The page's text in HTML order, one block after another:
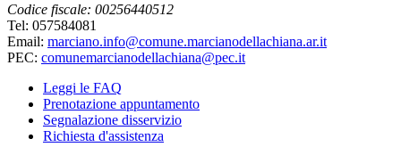
Codice fiscale: 00256440512
Tel: 057584081
Email: marciano.info@comune.marcianodellachiana.ar.it
PEC: comunemarcianodellachiana@pec.it
Leggi le FAQ
Prenotazione appuntamento
Segnalazione disservizio
Richiesta d'assistenza